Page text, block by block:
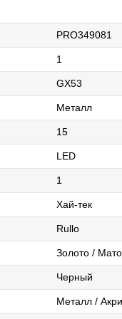
PRO349081
1
GX53
Металл
15
LED
1
Хай-тек
Rullo
Золото /
Черный
Металл /